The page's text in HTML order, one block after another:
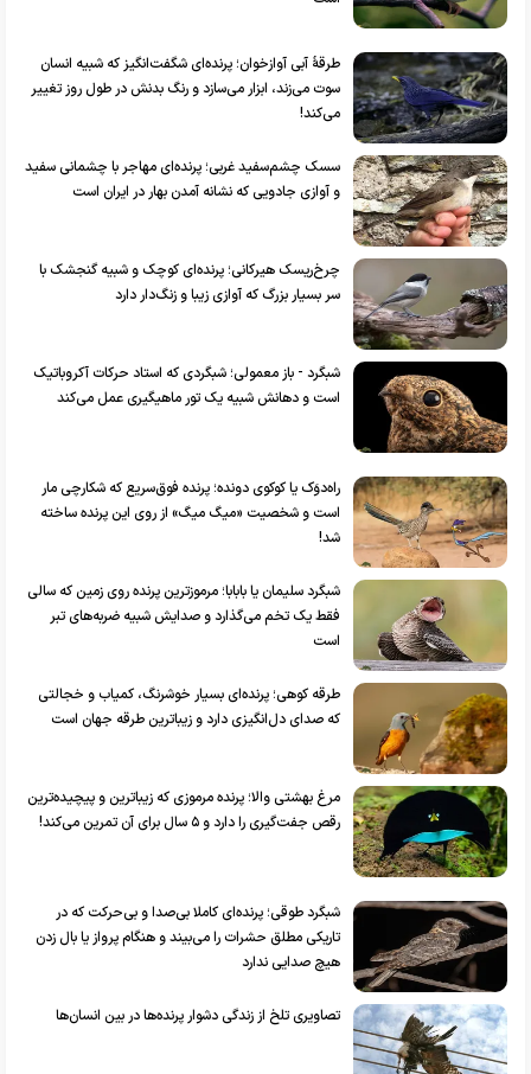
طرقۀ آبی آوازخوان؛ پرنده‌ای شگفت‌انگیز که شبیه انسان
سوت می‌زند، ابزار می‌سازد و رنگ بدنش در طول روز تغییر
می‌کند!
سسک چشم‌سفید غربی؛ پرنده‌ای مهاجر با چشمانی سفید
و آوازی جادویی که نشانه آمدن بهار در ایران است
چرخ‌ریسک هیرکانی؛ پرنده‌ای کوچک و شبیه گنجشک با
سر بسیار بزرگ که آوازی زیبا و زنگ‌دار دارد
شبگرد - باز معمولی؛ شبگردی که استاد حرکات آکروباتیک
است و دهانش شبیه یک تور ماهیگیری عمل می‌کند
راه‌دوَک یا کوکوی دونده؛ پرنده فوق‌سریع که شکارچی مار‌
است و شخصیت «میگ میگ» از روی این پرنده ساخته
شد!
شبگرد سلیمان یا بابابا؛ مرموزترین پرنده روی زمین که سالی
فقط یک تخم می‌گذارد و صدایش شبیه ضربه‌های تبر
است
طرقه کوهی؛ پرنده‌ای بسیار خوشرنگ، کمیاب و خجالتی
که صدای دل‌انگیزی دارد و زیباترین طرقه جهان است
مرغ بهشتی والا؛ پرنده مرموزی که زیباترین و پیچیده‌ترین
رقص جفت‌گیری را دارد و ۵ سال برای آن تمرین می‌کند!
شبگرد طوقی؛ پرنده‌ای کاملا بی‌صدا و بی‌حرکت که در
تاریکی مطلق حشرات را می‌بیند و هنگام پرواز یا بال زدن
هیچ صدایی ندارد
تصاویری تلخ از زندگی دشوار پرنده‌ها در بین انسان‌ها